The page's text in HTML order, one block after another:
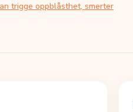
trigge oppblåsthet, smerter